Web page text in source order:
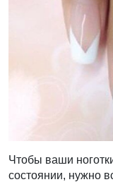
Чтобы ваши
состоянии, нужно